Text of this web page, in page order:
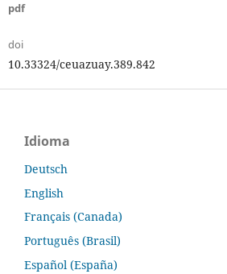
pdf
doi
10.33324/ceuazuay.389.842
Idioma
Deutsch
English
Français (Canada)
Português (Brasil)
Español (España)